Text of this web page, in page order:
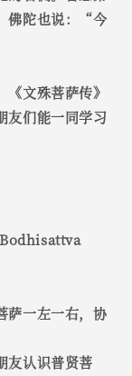
佛陀也说：“今
文殊菩萨传》
友们能一同学习
萨一左一右，协
友认识普贤菩